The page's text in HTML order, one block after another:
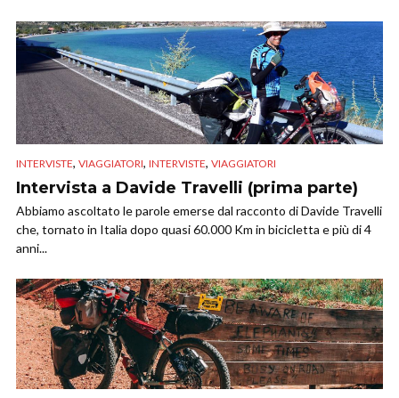
INTERVISTE, VIAGGIATORI, INTERVISTE, VIAGGIATORI
Intervista a Davide Travelli (prima parte)
Abbiamo ascoltato le parole emerse dal racconto di Davide Travelli
che, tornato in Italia dopo quasi 60.000 Km in bicicletta e più di 4
anni...